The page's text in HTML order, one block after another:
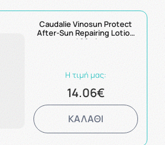
Caudalie Vinosun Protect
After-Sun Repairing Lotion
400ml
Η τιμή μας:
14.06€
ΚΑΛΑΘΙ